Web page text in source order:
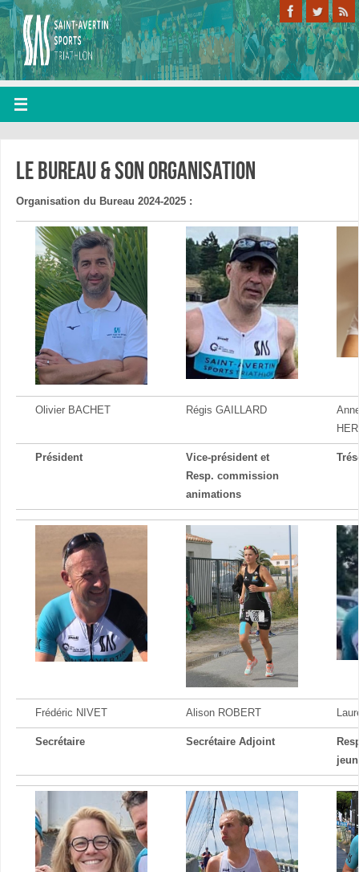
Le bureau & son organisation
Organisation du Bureau 2024-2025 :
Olivier BACHET Régis GAILLARD
Président
Vice-président et
Resp. commission
animations
Frédéric NIVET Alison ROBERT
Secrétaire Secrétaire Adjoint